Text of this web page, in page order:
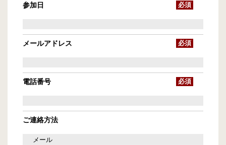
参加日 必須
メールアドレス 必須
電話番号 必須
ご連絡方法